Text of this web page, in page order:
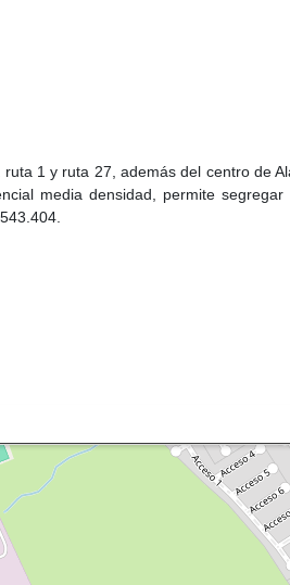
1 y ruta 27, además del centro de
media densidad, permite